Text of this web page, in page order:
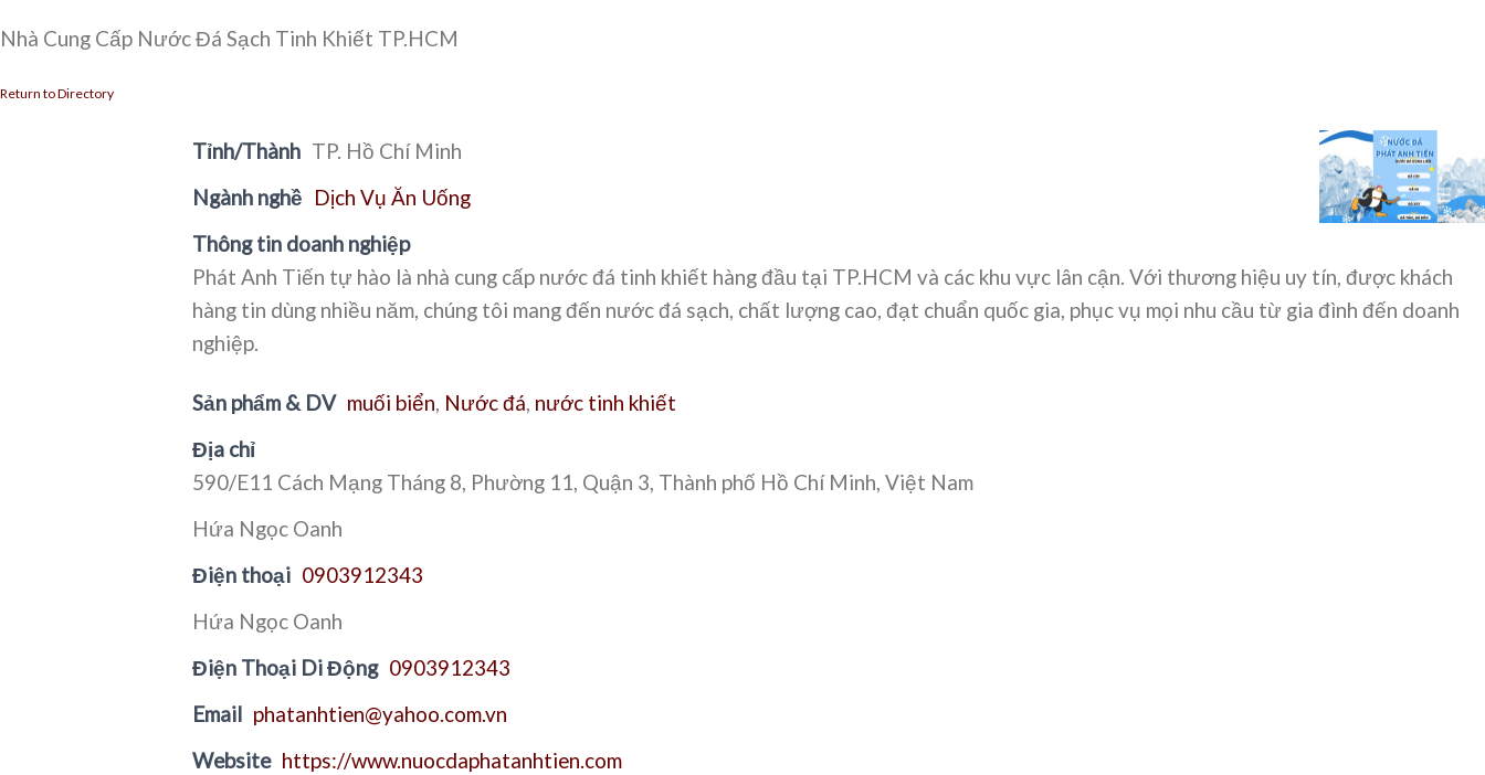
Nhà Cung Cấp Nước Đá Sạch Tinh Khiết TP.HCM
Return to Directory
Tỉnh/Thành TP. Hồ Chí Minh
Ngành nghề Dịch Vụ Ăn Uống
Thông tin doanh nghiệp
Phát Anh Tiến tự hào là nhà cung cấp nước đá tinh khiết hàng đầu tại TP.HCM và các khu vực lân cận. Với thương hiệu uy tín, được khách
hàng tin dùng nhiều năm, chúng tôi mang đến nước đá sạch, chất lượng cao, đạt chuẩn quốc gia, phục vụ mọi nhu cầu từ gia đình đến doanh
nghiệp.
Sản phẩm & DV muối biển, Nước đá, nước tinh khiết
Địa chỉ
590/E11 Cách Mạng Tháng 8, Phường 11, Quận 3, Thành phố Hồ Chí Minh, Việt Nam
Hứa Ngọc Oanh
Điện thoại 0903912343
Hứa Ngọc Oanh
Điện Thoại Di Động 0903912343
Email phatanhtien@yahoo.com.vn
Website https://www.nuocdaphatanhtien.com